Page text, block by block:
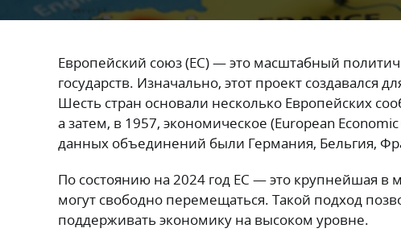
Европейский союз (ЕС) — это масштабный
государств. Изначально, этот проект
Шесть стран основали несколько Европейских
а затем, в 1957, экономическое (European
данных объединений были Германия, Бельгия,
По состоянию на 2024 год ЕС — это крупнейшая в
могут свободно перемещаться. Такой подход
поддерживать экономику на высоком уровне.